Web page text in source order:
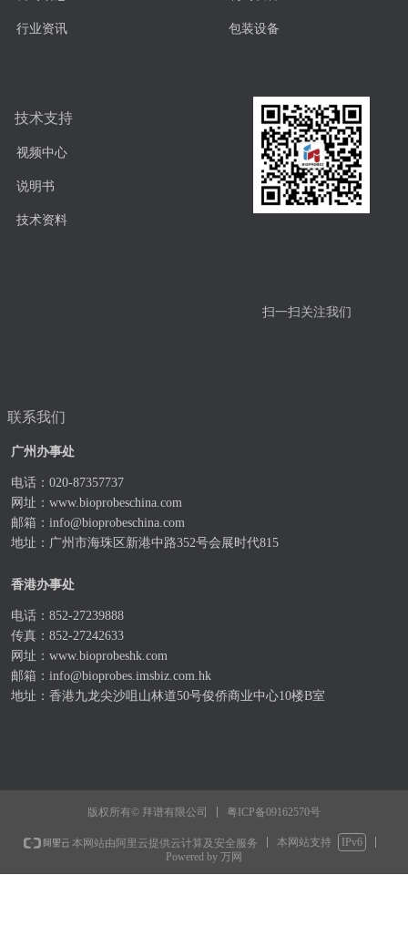
包装设备
技术支持
视频中心
说明书
技术资料
行业资讯
联系我们
扫一扫关注我们
广州办事处
电话：020-87357737
网址： www.bioprobeschina.com
邮箱： info@bioprobeschina.com
地址：广州市海珠区新港中路352号会展时代815
香港办事处
电话：852-27239888
传真：852-27242633
网址： www.bioprobeshk.com
邮箱： info@bioprobes.imsbiz.com.hk
地址：香港九龙尖沙咀山林道50号俊侨商业中心10楼B室
版权所有© 拜谱有限公司 粤ICP备09162570号
本网站由阿里云提供云计算及安全服务 本网站支持
IPv6
Powered by 万网